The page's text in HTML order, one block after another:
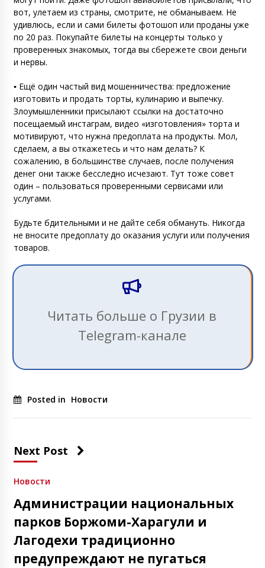
вот, улетаем из страны, смотрите, не обманываем. Не
удивлюсь, если и сами билеты фотошоп или проданы уже
по 20 раз. Покупайте билеты на концерты только у
проверенных знакомых, тогда вы сбережете свои деньги
и нервы.
▪️ Ещё один частый вид мошенничества: предложение
изготовить и продать торты, кулинарию и выпечку.
Злоумышленники присылают ссылки на достаточно
посещаемый инстаграм, видео «изготовления» торта и
мотивируют, что нужна предоплата на продукты. Мол,
сделаем, а вы откажетесь и что нам делать? К
сожалению, в большинстве случаев, после получения
денег они также бесследно исчезают. Тут тоже совет
один – пользоваться проверенными сервисами или
услугами.
Будьте бдительными и не дайте себя обмануть. Никогда
не вносите предоплату до оказания услуги или получения
товаров.
Читать больше о Грузии в
Telegram-канале
Posted in Новости
Next Post
Новости
Администрации национальных
парков Боржоми-Харагули и
Лагодехи традиционно
предупреждают не пугаться